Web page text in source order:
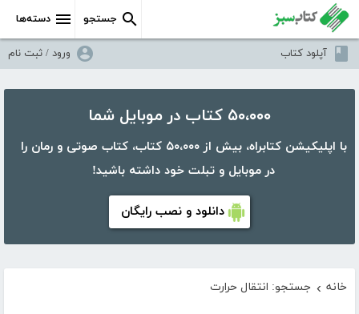
دسته‌ها جستجو
آپلود کتاب ورود / ثبت نام
۵۰،۰۰۰ کتاب در موبایل شما
با اپلیکیشن کتابراه، بیش از ۵۰،۰۰۰ کتاب، کتاب صوتی و رمان را
در موبایل و تبلت خود داشته باشید!
دانلود و نصب رایگان
خانه › جستجو: انتقال حرارت